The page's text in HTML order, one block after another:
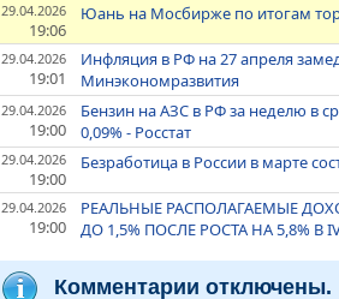
29.04.2026
19:06
Юань на Мосбирже по итогам
29.04.2026
19:01
Инфляция в РФ на 27 апреля
Минэкономразвития
29.04.2026
19:00
Бензин на АЗС в РФ за неделю в
0,09% - Росстат
29.04.2026
19:00
Безработица в России в марте
29.04.2026
19:00
РЕАЛЬНЫЕ РАСПОЛАГАЕМЫЕ
ДО 1,5% ПОСЛЕ РОСТА НА 5,8% В
Комментарии отключены.